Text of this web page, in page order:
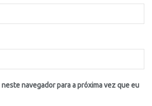
navegador para a próxima vez que eu